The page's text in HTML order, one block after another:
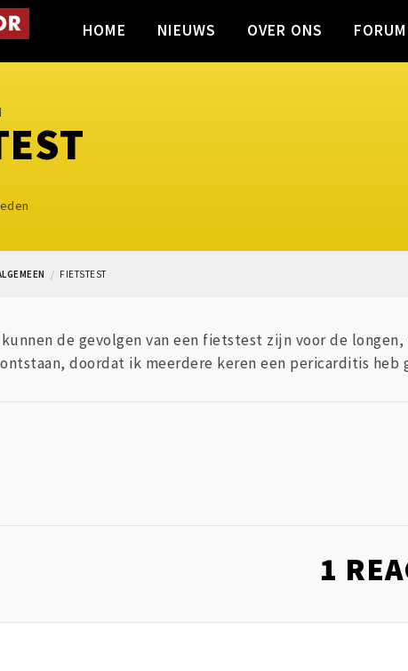
HOME NIEUWS OVER ONS FORUM
FIETSTEST
kunnen de gevolgen van een fietstest zijn voor de
doordat ik meerdere keren een pericarditis heb
1